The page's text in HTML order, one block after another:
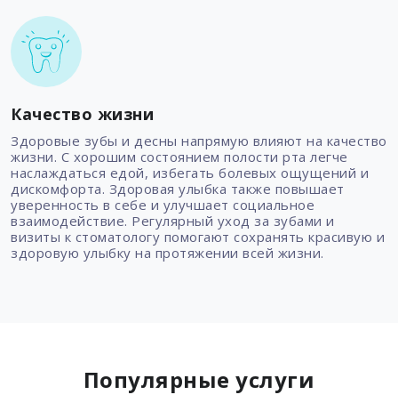
Качество жизни
Здоровые зубы и десны напрямую влияют на качество
жизни. С хорошим состоянием полости рта легче
наслаждаться едой, избегать болевых ощущений и
дискомфорта. Здоровая улыбка также повышает
уверенность в себе и улучшает социальное
взаимодействие. Регулярный уход за зубами и
визиты к стоматологу помогают сохранять красивую и
здоровую улыбку на протяжении всей жизни.
Популярные услуги